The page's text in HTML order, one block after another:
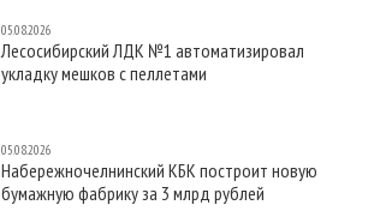
05.08.2026
Лесосибирский ЛДК №1 автоматизировал
укладку мешков с пеллетами
05.08.2026
Набережночелнинский КБК построит новую
бумажную фабрику за 3 млрд рублей